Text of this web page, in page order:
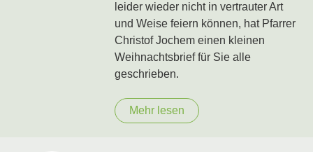
leider wieder nicht in vertrauter Art
und Weise feiern können, hat Pfarrer
Christof Jochem einen kleinen
Weihnachtsbrief für Sie alle
geschrieben.
Mehr lesen